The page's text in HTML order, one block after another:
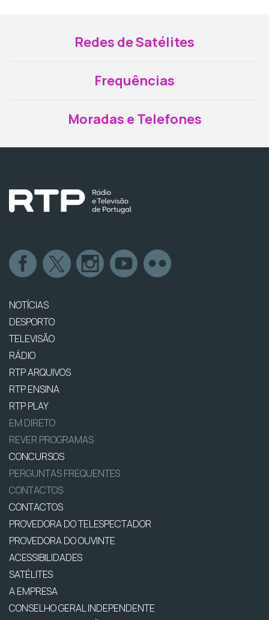
Redes de Satélites
Frequências
Moradas e Telefones
NOTÍCIAS
DESPORTO
TELEVISÃO
RÁDIO
RTP ARQUIVOS
RTP ENSINA
RTP PLAY
EM DIRETO
REVER PROGRAMAS
CONCURSOS
PERGUNTAS FREQUENTES
CONTACTOS
CONTACTOS
PROVEDORA DO TELESPECTADOR
PROVEDORA DO OUVINTE
ACESSIBILIDADES
SATÉLITES
A EMPRESA
CONSELHO GERAL INDEPENDENTE